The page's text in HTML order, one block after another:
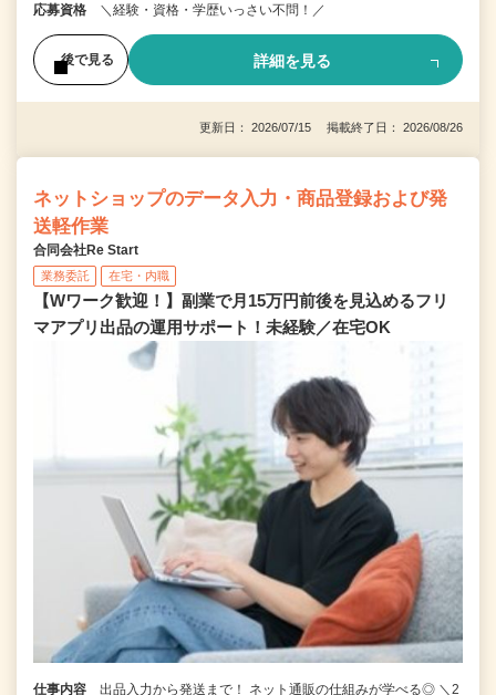
応募資格 ＼経験・資格・学歴いっさい不問！／
後で見る 詳細を見る
更新日： 2026/07/15 掲載終了日： 2026/08/26
ネットショップのデータ入力・商品登録および発
送軽作業
合同会社Re Start
業務委託 在宅・内職
【Wワーク歓迎！】副業で月15万円前後を見込めるフリ
マアプリ出品の運用サポート！未経験／在宅OK
仕事内容 出品入力から発送まで！ ネット通販の仕組みが学べる◎ ＼2